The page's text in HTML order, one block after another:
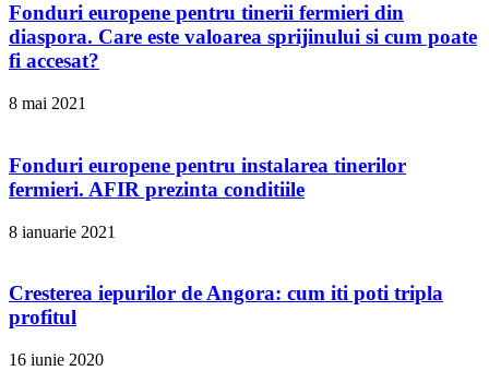
Fonduri europene pentru tinerii fermieri din
diaspora. Care este valoarea sprijinului si cum poate
fi accesat?
8 mai 2021
Fonduri europene pentru instalarea tinerilor
fermieri. AFIR prezinta conditiile
8 ianuarie 2021
Cresterea iepurilor de Angora: cum iti poti tripla
profitul
16 iunie 2020